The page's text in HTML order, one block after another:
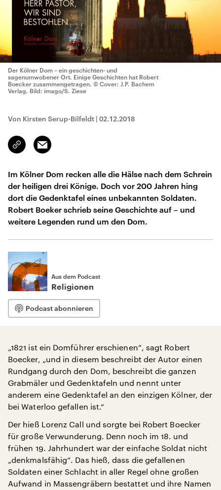
Der Kölner Dom – ein geschichten- und
sagenumwobener Ort. Einige Geschichten hat Robert
Boecker zusammengetragen. © Cover: J.P. Bachem
Verlag, Bild: imago/S. Ziese
Von Kirsten Serup-Bilfeldt | 02.12.2018
Link
kopieren/teilen
Email
Im Kölner Dom recken alle die Hälse nach dem Schrein
der heiligen drei Könige. Doch vor 200 Jahren hing
dort die Gedenktafel eines unbekannten Soldaten.
Robert Boeker schrieb seine Geschichte auf – und
weitere Legenden rund um den Dom.
Aus dem Podcast
Religionen
Podcast abonnieren
„1821 ist ein Domführer erschienen“, sagt Robert
Boecker, „und in diesem beschreibt der Autor einen
Rundgang durch den Dom, beschreibt die ganzen
Grabmäler und Gedenktafeln und nennt unter
anderem eine Gedenktafel an den einzigen Kölner, der
bei Waterloo gefallen ist.“
Der hieß Lorenz Call und sorgte bei Robert Boecker
für große Verwunderung. Denn noch im 18. und
frühen 19. Jahrhundert war der einfache Soldat nicht
„denkmalsfähig“. Das hieß, dass die gefallenen
Soldaten einer Schlacht in aller Regel ohne großen
Aufwand in Massengräbern bestattet und ihre Namen